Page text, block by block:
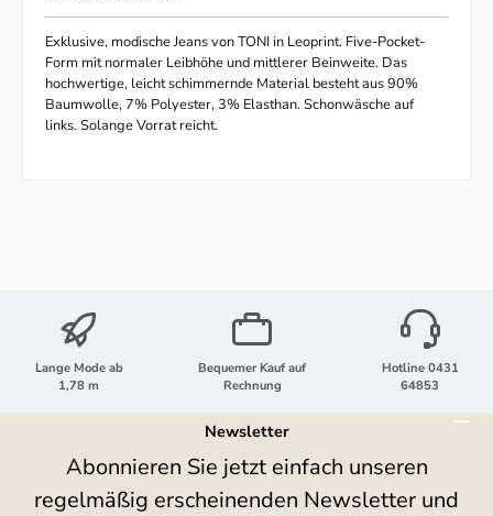
Exklusive, modische Jeans von TONI in Leoprint. Five-Pocket-
Form mit normaler Leibhöhe und mittlerer Beinweite. Das
hochwertige, leicht schimmernde Material besteht aus 90%
Baumwolle, 7% Polyester, 3% Elasthan. Schonwäsche auf
links. Solange Vorrat reicht.
Lange Mode ab
1,78 m
Bequemer Kauf auf
Rechnung
Hotline 0431
64853
Newsletter
Abonnieren Sie jetzt einfach unseren
regelmäßig erscheinenden Newsletter und